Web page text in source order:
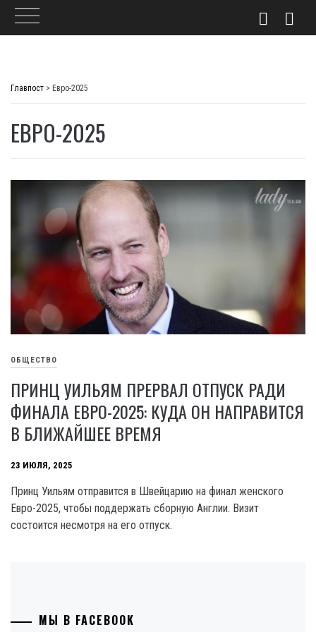
Главпост > Евро-2025
ЕВРО-2025
ОБЩЕСТВО
ПРИНЦ УИЛЬЯМ ПРЕРВАЛ ОТПУСК РАДИ
ФИНАЛА ЕВРО-2025: КУДА ОН НАПРАВИТСЯ
В БЛИЖАЙШЕЕ ВРЕМЯ
23 ИЮЛЯ, 2025
Принц Уильям отправится в Швейцарию на финал женского
Евро-2025, чтобы поддержать сборную Англии. Визит
состоится несмотря на его отпуск.
МЫ В FACEBOOK